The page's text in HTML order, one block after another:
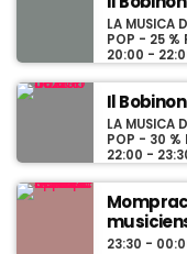
LA MUSICA
POP - 25 %
20:00 -
Il
LA MUSICA
POP - 30 %
22:00 -
23:30 -